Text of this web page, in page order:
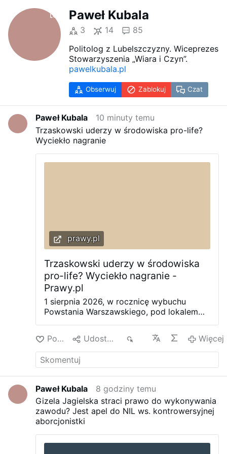
Paweł Kubala
3 14
85
Politolog z Lubelszczyzny. Wiceprezes
Stowarzyszenia „Wiara i Czyn”.
pawelkubala.pl
Obserwuj Zablokuj Czat
Paweł Kubala
10 minuty temu
Trzaskowski uderzy w środowiska pro-life?
Wyciekło nagranie
prawy.pl
Trzaskowski uderzy w środowiska
pro-life? Wyciekło nagranie -
Prawy.pl
1 sierpnia 2026, w rocznicę wybuchu
Powstania Warszawskiego, pod lokalem
doszło do spotkania prezydenta stolicy
Rafała Trzaskowskiego z aktywistkami
Aborcyjnego Dream Teamu. Według
krążących relacji, Trzaskowski został
miesięcy trwają regularne protesty pro-
life. Przypadek czy ustawka? Trzaskowski
przechodził pod Abotakiem Doniesienia o
zaczepieniu Trzaskowskiego pod
Abotakiem, jak i późniejszym jego
spotkaniu z aborcjonistami, opublikowały
Polub Udostępnij Więcej
Paweł Kubala
8 godziny temu
Gizela Jagielska straci prawo do wykonywania
zawodu? Jest apel do NIL ws. kontrowersyjnej
aborcjonistki